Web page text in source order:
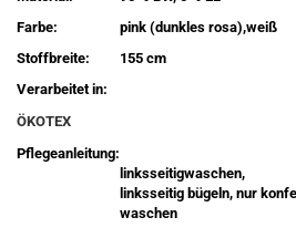
Farbe:
pink (dunkles rosa),weiß
Stoffbreite:
155 cm
Verarbeitet in:
ÖKOTEX
Pflegeanleitung:
linksseitigwaschen,
linksseitig bügeln, nur
waschen